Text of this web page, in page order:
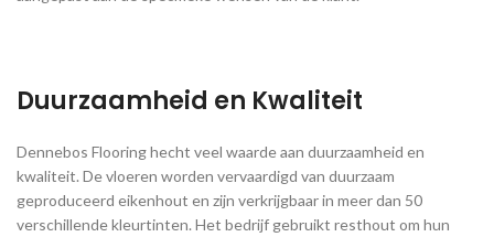
Duurzaamheid en Kwaliteit
Dennebos Flooring hecht veel waarde aan duurzaamheid en
kwaliteit. De vloeren worden vervaardigd van duurzaam
geproduceerd eikenhout en zijn verkrijgbaar in meer dan 50
verschillende kleurtinten. Het bedrijf gebruikt resthout om hun